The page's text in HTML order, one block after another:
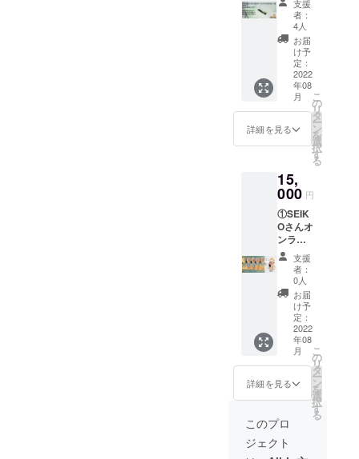
砂糖、
粉、、
黒糖、
ぶどう
糖、食
塩 栄
養成分
表示
（100ｇ
当た
り）(推
１個約8
ｇ エ
ネル
ギー
344kcal
たん
ぱく質
15.6g
脂質
10.3g
炭水化
52.9g
食塩相
当量
0.55g
物4g
食塩相
当量
0.017g
きなこ
玉 きな
粉（大
豆を含
造）、
水飴、
粉、、
黒糖、
ぶどう
糖、食
塩 栄
養成分
表示
（100ｇ
当た
り）(推
定値)＊
１個約8
ｇ エ
ネル
ギー
344kcal
たん
ぱく質
脂質
10.3g
炭水化
プ当日
は、
SEIKO
さんか
らのレ
チャー
できな
して学
んだ
んなで
テイス
ティン
グをし
てわい
わい楽
しみま
す。大
人も子
供も気
楽に楽
しくご
参加い
ただけ
入×２袋
（おし
×2 ス
トー
リーチ
家宝
賞味期
限30日
原材
料：麦
芽水飴
（国内
造）、
甜菜
を含
む）、
和三盆
糖、お
こし種
（水
飴、砂
糖）、
食塩 ６
個入り
（１個
約6ｇ）
栄養成
分表示
１個当
定値) エ
ネル
19kcal
たん
ぱく質
＊宅急
便にて
お送り
させて
いただ
きま
す。送
料込み
です。
＊おま
ト、
トー
キナコ
ロンの
きな粉
はプロ
ジェク
トの鹿
島パラ
ダイス
さんの
ではあ
りませ
ん。 五
家宝
賞味期
料：麦
（国内
ぼり
×2 ス
トー
リーチ
ラシA4
１枚）
×10個
おまけ
に きな
こ玉１
８個入
ごギフ
ト×1
セット
③キナ
コロン
ギフト1
セット
④ゴカ
ボーギ
フト×２
セット
＊宅急
便にて
お送り
させて
いただ
きま
です。
け、ゴ
支援
者：
4人
お届
け予
定：
2022
年08
月
詳細を見る
こ
の
リ
タ
ー
ン
を
選
択
す
る
15,
000 円
①SEIK
Oさんオ
ンライ
ンきき
きな粉
ワーク
ショッ
プ この
リター
ンで
は、
SEIKO
さんに
よるオ
ンライ
きな粉
テイス
ティン
支援
者：
0人
お届
け予
定：
2022
年08
月
詳細を見る
こ
の
リ
タ
ー
ン
を
選
択
す
る
このプロ
ジェクト